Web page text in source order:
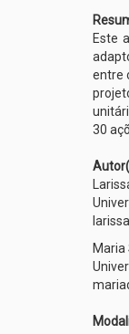
Este
entre
30
Maria